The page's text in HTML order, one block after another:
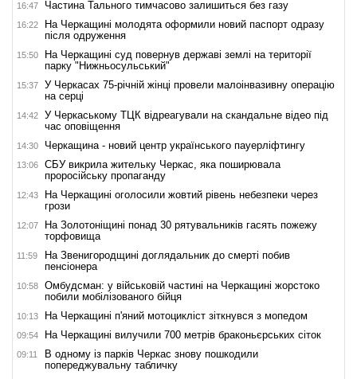
16:47 Частина Тального тимчасово залишиться без газу
16:22
На Черкащині молодята оформили новий паспорт одразу
після одруження
15:50
На Черкащині суд повернув державі землі на території
парку "Нижньосульський"
15:37
У Черкасах 75-річній жінці провели малоінвазивну операцію
на серці
14:42
У Черкаському ТЦК відреагували на скандальне відео під
час оповіщення
14:30 Черкащина - новий центр українського пауерліфтингу
13:06
СБУ викрила жительку Черкас, яка поширювала
проросійську пропаганду
12:43
На Черкащині оголосили жовтий рівень небезпеки через
грози
12:07
На Золотоніщині понад 30 рятувальників гасять пожежу
торфовища
11:59
На Звенигородщині доглядальник до смерті побив
пенсіонера
10:58
Омбудсман: у військовій частині на Черкащині жорстоко
побили мобілізованого бійця
10:13 На Черкащині п'яний мотоцикліст зіткнувся з мопедом
09:54 На Черкащині вилучили 700 метрів браконьєрських сіток
09:11
В одному із парків Черкас знову пошкодили
попереджувальну табличку